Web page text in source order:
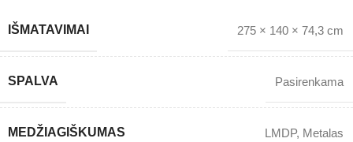
IŠMATAVIMAI 275 × 140 × 74,3 cm
SPALVA Pasirenkama
MEDŽIAGIŠKUMAS LMDP, Metalas